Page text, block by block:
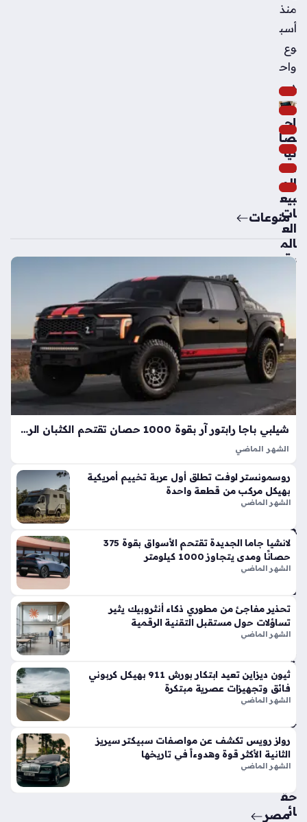
منذ
أسب
وع
واح
د
إح
صا
ئيا
ت
الم
بيع
ات
الع
الم
ية
سي
ارة
الك
ة
الأك
اعت
دي
ة
فو
قاً
في
الأ
س
وا
ق
الح
ة
منذ
أسب
وع
واح
حق
ائ
منوعات
شيلبي باجا رابتور آر بقوة 1000 حصان تقتحم الكثبان الرملية بأداء خارق
الشهر الماضي
المفرطة التي تكسر حواجز الأداء التقليدية في شاحنات البيك أب، إذ
ارتقت بهذه الفئة إلى مستويات غير مسبوقة بفضل تعديلات…
روسمونستر لوفت تطلق أول عربة تخييم أمريكية
بهيكل مركب من قطعة واحدة
الشهر الماضي
لانشيا جاما الجديدة تقتحم الأسواق بقوة 375
حصانًا ومدى يتجاوز 1000 كيلومتر
الشهر الماضي
تحذير مفاجئ من مطوري ذكاء أنثروبيك يثير
تساؤلات حول مستقبل التقنية الرقمية
الشهر الماضي
ثيون ديزاين تعيد ابتكار بورش 911 بهيكل كربوني
فائق وتجهيزات عصرية مبتكرة
الشهر الماضي
رولز رويس تكشف عن مواصفات سبيكتر سيريز
الثانية الأكثر قوة وهدوءاً في تاريخها
الشهر الماضي
مصر